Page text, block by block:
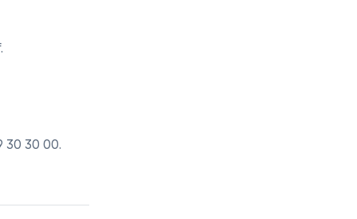
30 30 00.